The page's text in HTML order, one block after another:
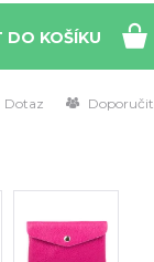
DO KOŠÍKU
Dotaz Doporučit